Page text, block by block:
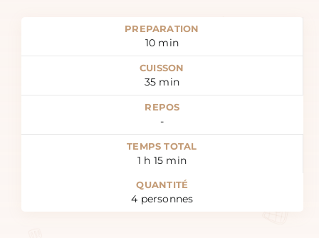
PREPARATION
10 min
CUISSON
35 min
REPOS
-
TEMPS TOTAL
1 h 15 min
QUANTITÉ
4 personnes